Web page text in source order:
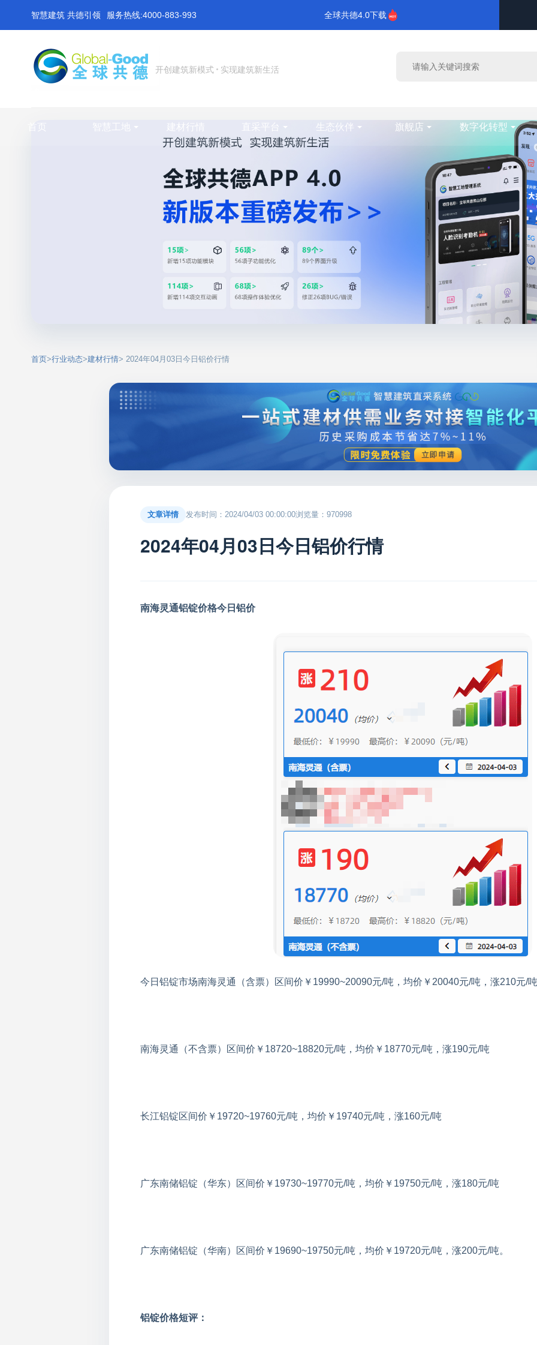
智慧建筑 共德引领 服务热线:4000-883-993 全球共德4.0下载
开创建筑新模式 实现建筑新生活
首页 智慧工地 建材行情 直采平台 生态伙伴 旗舰店 数字化转型
首页>行业动态>建材行情> 2024年04月03日今日铝价行情
文章详情 发布时间：2024/04/03 00:00:00浏览量：970998
2024年04月03日今日铝价行情
南海灵通铝锭价格今日铝价
今日铝锭市场南海灵通（含票）区间价￥19990~20090元/吨，均价￥20040元/吨，涨210元/吨
南海灵通（不含票）区间价￥18720~18820元/吨，均价￥18770元/吨，涨190元/吨
长江铝锭区间价￥19720~19760元/吨，均价￥19740元/吨，涨160元/吨
广东南储铝锭（华东）区间价￥19730~19770元/吨，均价￥19750元/吨，涨180元/吨
广东南储铝锭（华南）区间价￥19690~19750元/吨，均价￥19720元/吨，涨200元/吨。
铝锭价格短评：